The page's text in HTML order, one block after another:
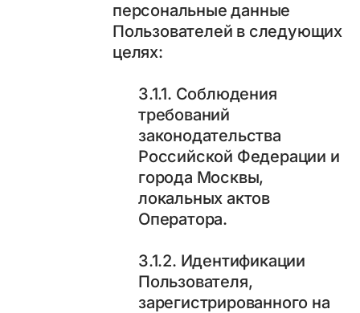
персональные данные
Пользователей в следующих
целях:
3.1.1. Соблюдения
требований
законодательства
Российской Федерации и
города Москвы,
локальных актов
Оператора.
3.1.2. Идентификации
Пользователя,
зарегистрированного на